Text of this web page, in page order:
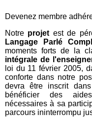
Devenez membre
Notre projet est de
Langage Parlé
moments forts de la
intégrale de
loi du 11 février 2005,
conforte dans notre
devra être inscrit
bénéficier des
nécessaires à sa
parcours ininterrompu